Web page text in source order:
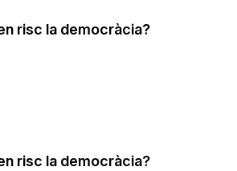
risc la democràcia?
risc la democràcia?